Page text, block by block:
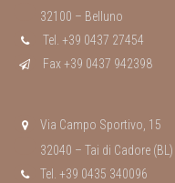
32100 – Belluno
Tel. +39 0437 27454
Fax +39 0437 942398
Via Campo Sportivo, 15
32040 – Tai di Cadore (BL)
Tel. +39 0435 340096